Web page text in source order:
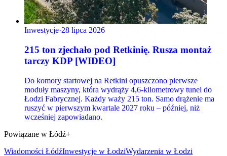
Inwestycje·28 lipca 2026
215 ton zjechało pod Retkinię. Rusza montaż
tarczy KDP [WIDEO]
Do komory startowej na Retkini opuszczono pierwsze
moduły maszyny, która wydrąży 4,6-kilometrowy tunel do
Łodzi Fabrycznej. Każdy waży 215 ton. Samo drążenie ma
ruszyć w pierwszym kwartale 2027 roku – później, niż
wcześniej zapowiadano.
Powiązane w Łódź+
Wiadomości ŁódźInwestycje w ŁodziWydarzenia w Łodzi